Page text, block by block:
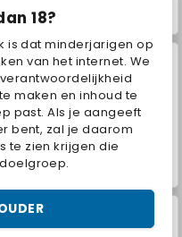
18?
is dat minderjarigen op
van het internet. We
maken en inhoud te
past. Als je aangeeft
bent, zal je daarom
te zien krijgen die
VegaMix Da Vinci Puzzles
ASMR Makeover & Makeup Studio